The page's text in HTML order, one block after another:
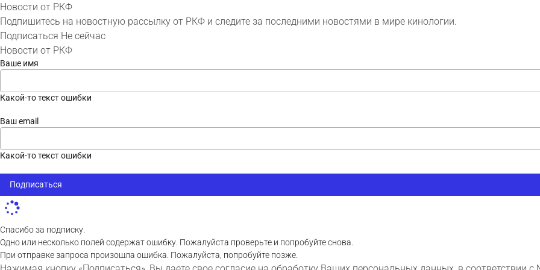
Новости от РКФ
Подпишитесь на новостную рассылку от РКФ и следите за последними новостями в мире кинологии.
Подписаться Не сейчас
Новости от РКФ
Ваше имя
Какой-то текст ошибки
Ваш email
Какой-то текст ошибки
Подписаться
Спасибо за подписку.
Одно или несколько полей содержат ошибку. Пожалуйста проверьте и попробуйте снова.
При отправке запроса произошла ошибка. Пожалуйста, попробуйте позже.